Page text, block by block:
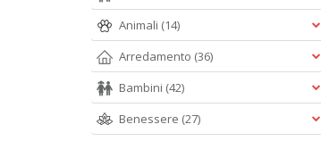
Digitale
4.90 €
Anni Fa
12.90 € 4.90 €
Animali (14)
Arredamento (36)
Bambini (42)
Benessere (27)